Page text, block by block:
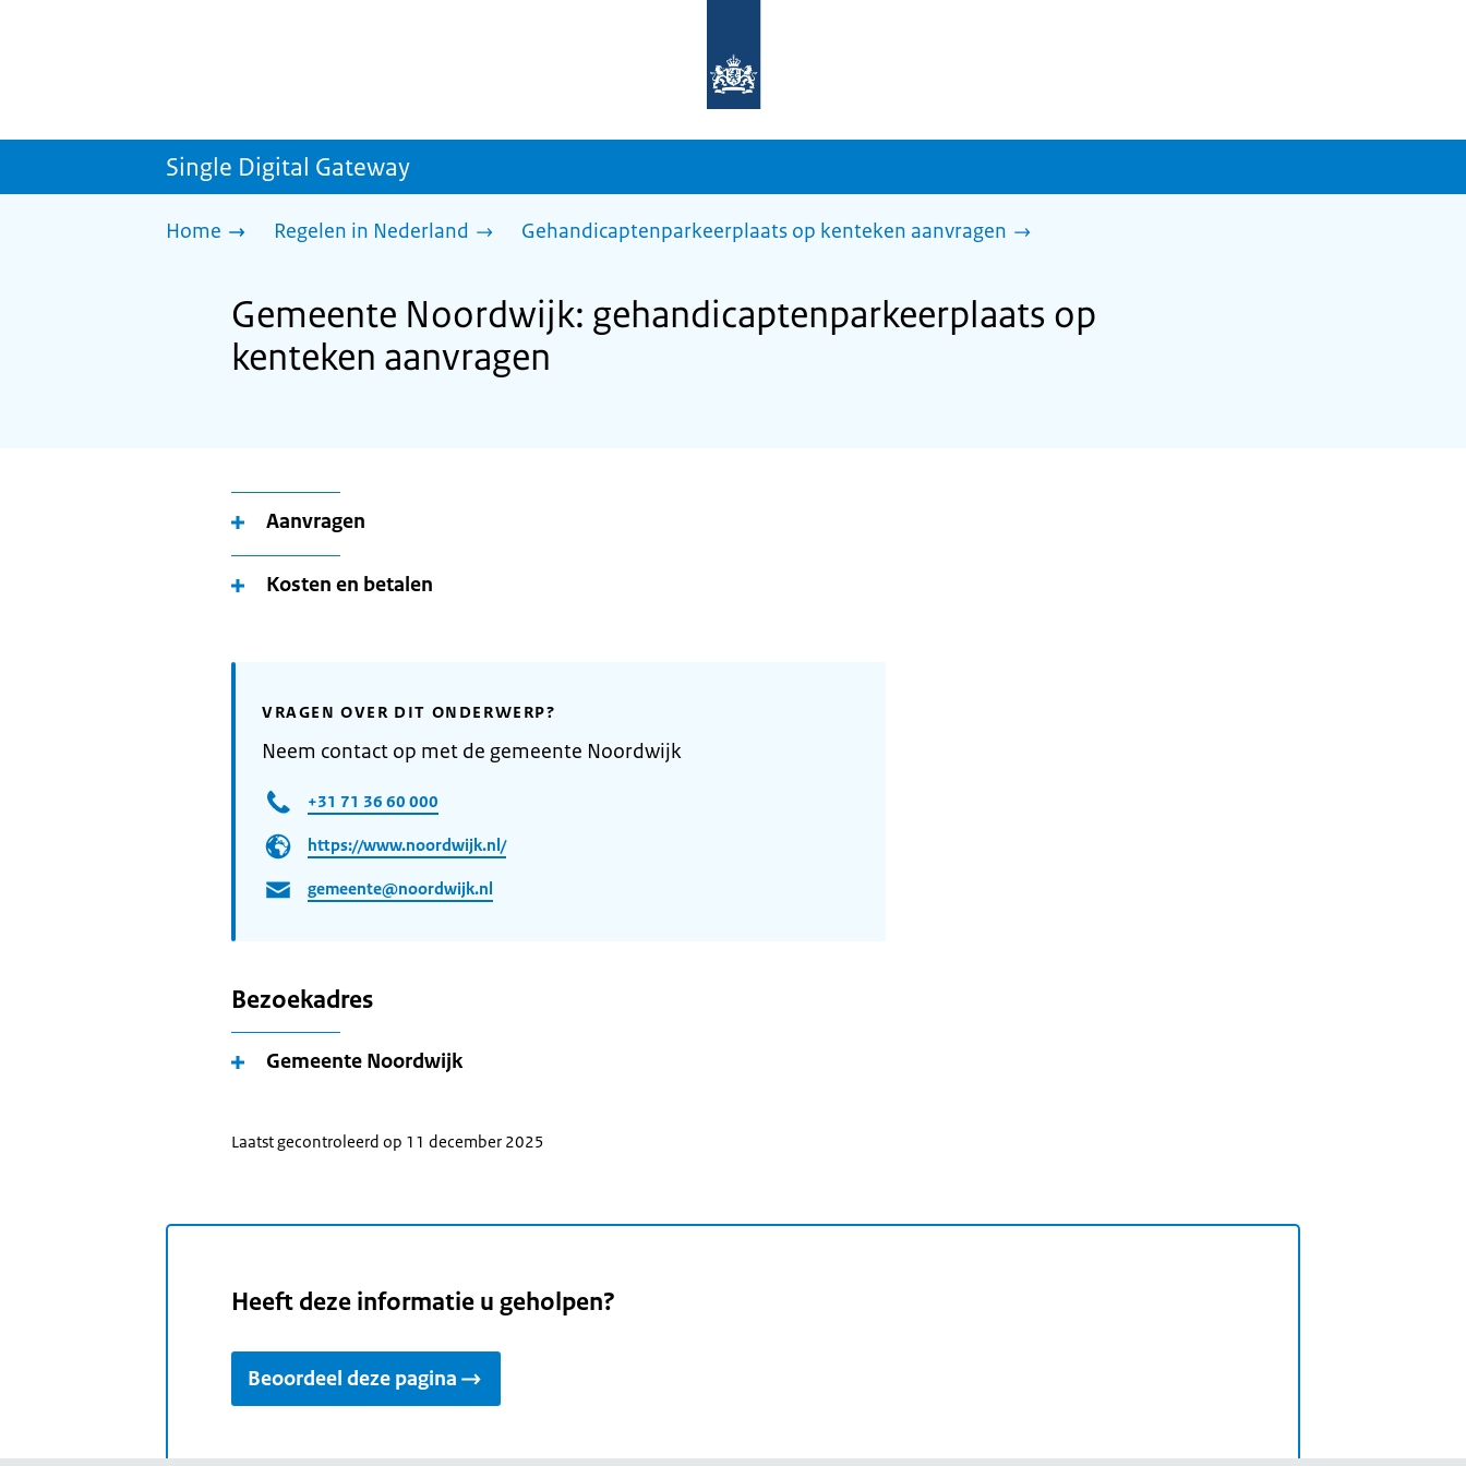
homepage
sdg.rijksoverheid.nl
Single Digital Gateway
Home Regelen in Nederland Gehandicaptenparkeerplaats op kenteken aanvragen
Gemeente Noordwijk: gehandicaptenparkeerplaats op
kenteken aanvragen
Aanvragen
Kosten en betalen
VRAGEN OVER DIT ONDERWERP?
Neem contact op met de gemeente Noordwijk
+31 71 36 60 000
https://www.noordwijk.nl/
gemeente@noordwijk.nl
Bezoekadres
Gemeente Noordwijk
Laatst gecontroleerd op 11 december 2025
Heeft deze informatie u geholpen?
Beoordeel deze pagina